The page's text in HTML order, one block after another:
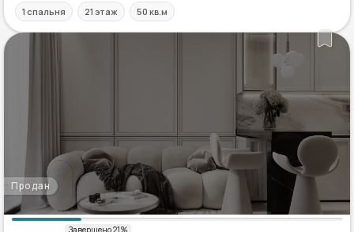
1 спальня 21 этаж 50 кв.м
Продан